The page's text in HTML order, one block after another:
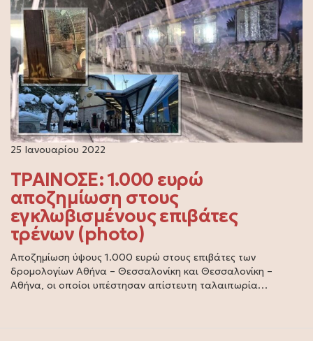
25 Ιανουαρίου 2022
ΤΡΑΙΝΟΣΕ: 1.000 ευρώ
αποζημίωση στους
εγκλωβισμένους επιβάτες
τρένων (photo)
Αποζημίωση ύψους 1.000 ευρώ στους επιβάτες των
δρομολογίων Αθήνα – Θεσσαλονίκη και Θεσσαλονίκη –
Αθήνα, οι οποίοι υπέστησαν απίστευτη ταλαιπωρία…